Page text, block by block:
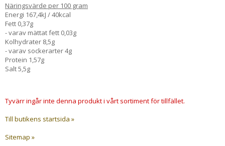
Näringsvärde per 100 gram
Energi 167,4kJ / 40kcal
Fett 0,37g
- varav mättat fett 0,03g
Kolhydrater 8,5g
- varav sockerarter 4g
Protein 1,57g
Salt 5,5g
Tyvärr ingår inte denna produkt i vårt sortiment för tillfället.
Till butikens startsida »
Sitemap »